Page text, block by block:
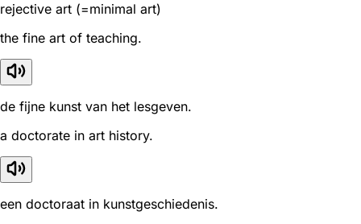
rejective art (=minimal art)
the fine art of teaching.
de fijne kunst van het lesgeven.
a doctorate in art history.
een doctoraat in kunstgeschiedenis.